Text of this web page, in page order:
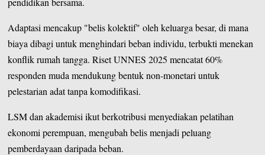
Adaptasi mencakup "belis kolektif" oleh keluarga besar, di mana
biaya dibagi untuk menghindari beban individu, terbukti menekan
konflik rumah tangga. Riset UNNES 2025 mencatat 60%
responden muda mendukung bentuk non-monetari untuk
pelestarian adat tanpa komodifikasi.
LSM dan akademisi ikut berkotribusi menyediakan pelatihan
ekonomi perempuan, mengubah belis menjadi peluang
pemberdayaan daripada beban.